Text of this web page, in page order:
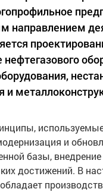
направлением
нефтегазового
и
и
базы,
достижений. В